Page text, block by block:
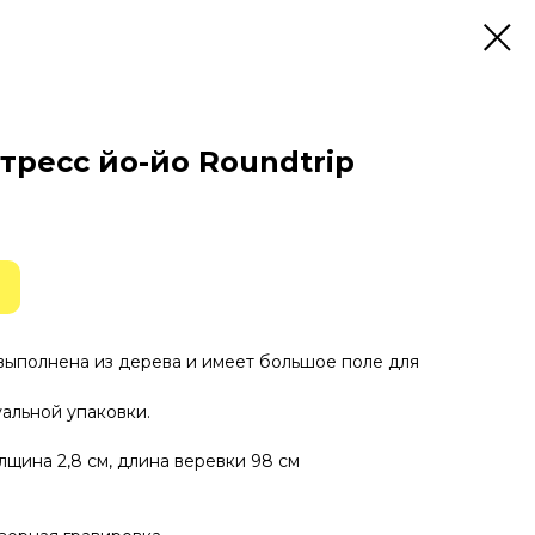
йо-йо Roundtrip
из дерева и имеет большое поле для
упаковки.
2,8 см, длина веревки 98 см